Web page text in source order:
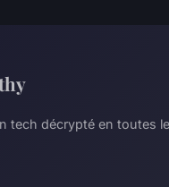
tech décrypté en toutes